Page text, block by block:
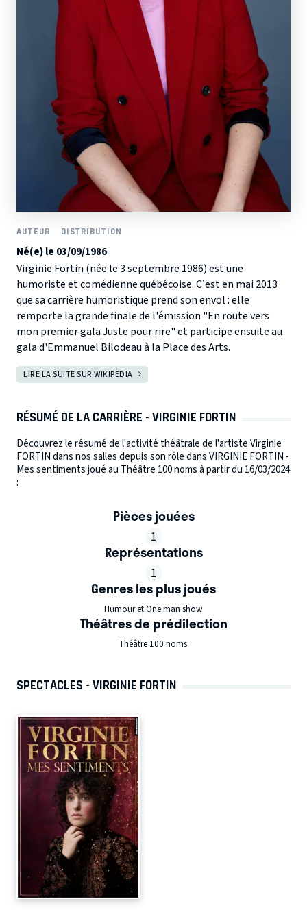
AUTEUR DISTRIBUTION
Né(e) le 03/09/1986
Virginie Fortin (née le 3 septembre 1986) est une
humoriste et comédienne québécoise. C’est en mai 2013
que sa carrière humoristique prend son envol : elle
remporte la grande finale de l'émission "En route vers
mon premier gala Juste pour rire" et participe ensuite au
gala d'Emmanuel Bilodeau à la Place des Arts.
LIRE LA SUITE SUR WIKIPEDIA
RÉSUMÉ DE LA CARRIÈRE - VIRGINIE FORTIN
Découvrez le résumé de l'activité théâtrale de l'artiste Virginie
FORTIN dans nos salles depuis son rôle dans VIRGINIE FORTIN -
Mes sentiments joué au Théâtre 100 noms à partir du 16/03/2024
:
Pièces jouées
1
Représentations
1
Genres les plus joués
Humour et One man show
Théâtres de prédilection
Théâtre 100 noms
SPECTACLES - VIRGINIE FORTIN